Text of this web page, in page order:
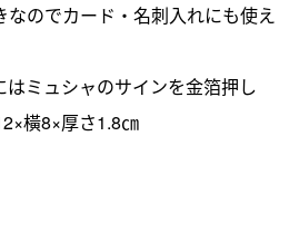
のでカード・名刺入れにも使え
ミュシャのサインを金箔押し
橫8×厚さ1.8㎝